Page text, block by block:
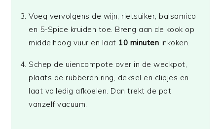
Voeg vervolgens de wijn, rietsuiker, balsamico
en 5-Spice kruiden toe. Breng aan de kook op
middelhoog vuur en laat 10 minuten inkoken.
Schep de uiencompote over in de weckpot,
plaats de rubberen ring, deksel en clipjes en
laat volledig afkoelen. Dan trekt de pot
vanzelf vacuum.